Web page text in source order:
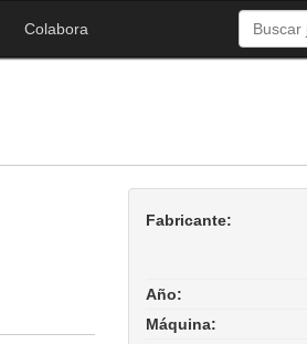
Colabora
Fabricante:
Año:
Máquina: